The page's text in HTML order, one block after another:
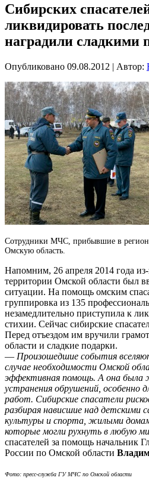
Сибирских
ликвидировать
наградили сладкими
Опубликовано 09.08.2012 | Автор:
Сотрудники МЧС, прибывшие в
Омскую область.
Напомним, 26 апреля 2014 года
территории Омской области был
ситуации. На помощь омским
группировка из 135
незамедлительно приступила к
стихии. Сейчас сибирские
Перед отъездом им вручили
области и сладкие подарки.
— Произошедшие события
случае необходимости Омской
эффективная помощь. А она была
устранения обрушений, особенно
работ. Сибирские спасатели
разбирая нависшие над детскими
культуры и спорта, жилыми
которые могли рухнуть в любую
спасателей за помощь начальник
России по Омской области
Фото: пресс-служба ГУ МЧС по Омской области